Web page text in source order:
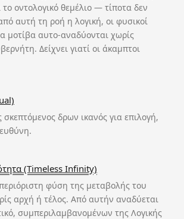
οντολογικό θεμέλιο — τίποτα δεν
αυτή τη ροή η λογική, οι φυσικοί
μοτίβα αυτο-αναδύονται χωρίς
Δείχνει γιατί οι άκαμπτοι
δρων ικανός για επιλογή,
(Timeless Infinity)
φύση της μεταβολής του
αρχή ή τέλος. Από αυτήν αναδύεται
συμπεριλαμβανομένων της Λογικής